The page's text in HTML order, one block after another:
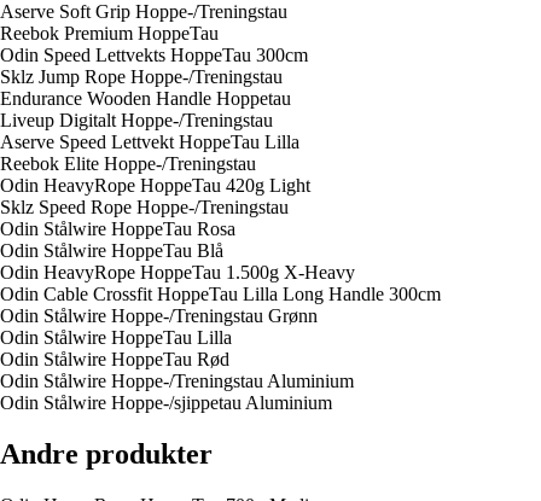
Aserve Soft Grip Hoppe-/Treningstau
Reebok Premium HoppeTau
Odin Speed Lettvekts HoppeTau 300cm
Sklz Jump Rope Hoppe-/Treningstau
Endurance Wooden Handle Hoppetau
Liveup Digitalt Hoppe-/Treningstau
Aserve Speed Lettvekt HoppeTau Lilla
Reebok Elite Hoppe-/Treningstau
Odin HeavyRope HoppeTau 420g Light
Sklz Speed Rope Hoppe-/Treningstau
Odin Stålwire HoppeTau Rosa
Odin Stålwire HoppeTau Blå
Odin HeavyRope HoppeTau 1.500g X-Heavy
Odin Cable Crossfit HoppeTau Lilla Long Handle 300cm
Odin Stålwire Hoppe-/Treningstau Grønn
Odin Stålwire HoppeTau Lilla
Odin Stålwire HoppeTau Rød
Odin Stålwire Hoppe-/Treningstau Aluminium
Odin Stålwire Hoppe-/sjippetau Aluminium
Andre produkter